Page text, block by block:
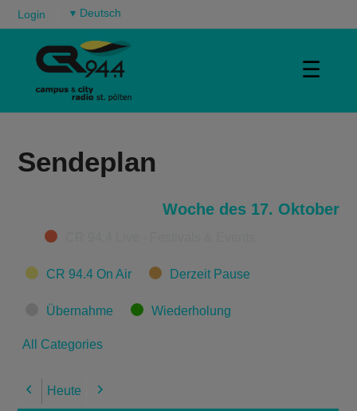
Login ▾
☰
Sendeplan
Woche des 17. Oktober
Categories
CR 94.4 On Air Derzeit Pause
Übernahme Wiederholung
All Categories
Previous
Heute Next